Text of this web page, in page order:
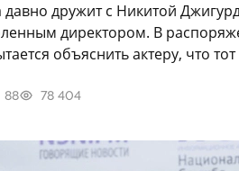
дружит с Никитой
директором. В
объяснить актеру, что
88 78 404